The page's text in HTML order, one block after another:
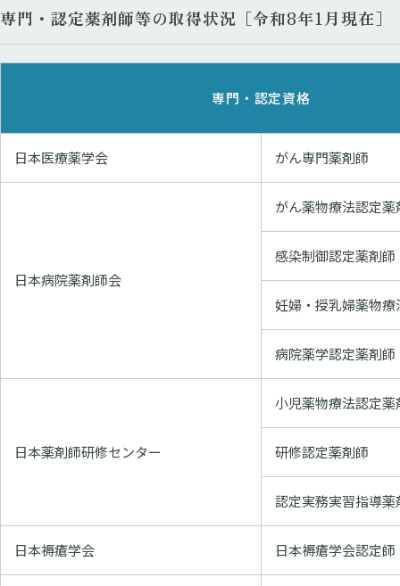
​専門・認定薬剤師等の取得状況［令和8年1月現在］​
専門・認定資格
日本医療薬学会 がん専門薬剤師
日本病院薬剤師会
がん薬物療法認定薬
感染制御認定薬剤師
妊婦・授乳婦薬物
病院薬学認定薬剤師
日本薬剤師研修センター
小児薬物療法認定薬
研修認定薬剤師
認定実務実習指導薬
日本褥瘡学会 日本褥瘡学会認定